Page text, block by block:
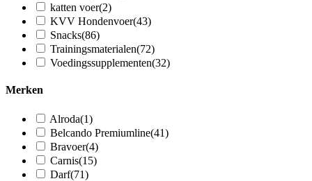
katten voer(2)
KVV Hondenvoer(43)
Snacks(86)
Trainingsmaterialen(72)
Voedingssupplementen(32)
Merken
Alroda(1)
Belcando Premiumline(41)
Bravoer(4)
Carnis(15)
Darf(71)